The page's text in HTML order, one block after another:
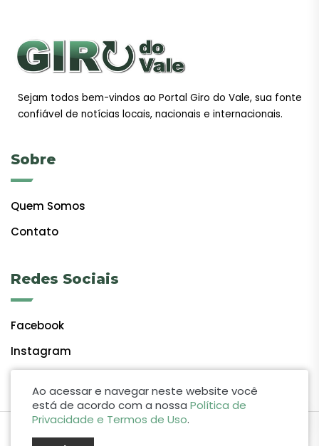
Sejam todos bem-vindos ao Portal Giro do Vale, sua fonte
confiável de notícias locais, nacionais e internacionais.
Sobre
Quem Somos
Contato
Redes Sociais
Facebook
Instagram
Ao acessar e navegar neste website você
está de acordo com a nossa Política de
Privacidade e Termos de Uso.